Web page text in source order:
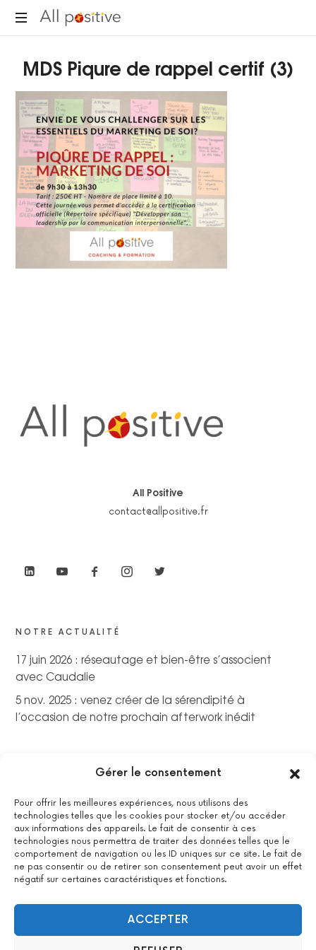
Gérer le consentement
Pour offrir les meilleures expériences, nous utilisons des
technologies telles que les cookies pour stocker et/ou accéder
aux informations des appareils. Le fait de consentir à ces
technologies nous permettra de traiter des données telles que le
comportement de navigation ou les ID uniques sur ce site. Le fait de
ne pas consentir ou de retirer son consentement peut avoir un effet
négatif sur certaines caractéristiques et fonctions.
ACCEPTER
All
pour
se
réinventer."
MDS Piqure de rappel certif (3)
All Positive
contact@allpositive.fr
NOTRE ACTUALITÉ
17 juin 2026 : réseautage et bien-être s’associent
avec Caudalie
5 nov. 2025 : venez créer de la sérendipité à
l’occasion de notre prochain afterwork inédit
La certification qualité a été délivrée au titre de la catégorie
suivante : actions de formations.Voir le certificat